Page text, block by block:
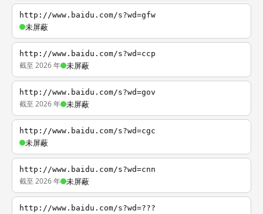
http://www.baidu.com/s?wd=gfw
未屏蔽
http://www.baidu.com/s?wd=ccp
截至 2026 年 未屏蔽
http://www.baidu.com/s?wd=gov
截至 2026 年 未屏蔽
http://www.baidu.com/s?wd=cgc
未屏蔽
http://www.baidu.com/s?wd=cnn
截至 2026 年 未屏蔽
http://www.baidu.com/s?wd=???